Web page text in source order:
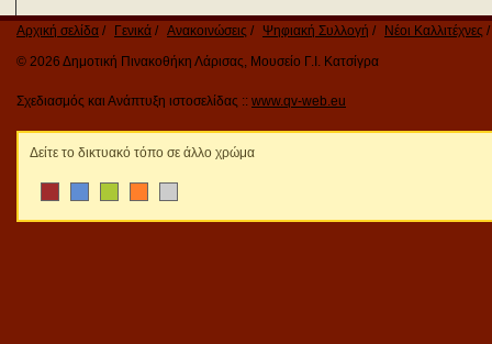
Αρχική σελίδα Γενικά Ανακοινώσεις Ψηφιακή Συλλογή
Νέοι Καλλιτέχνες
© 2026 Δημοτική Πινακοθήκη Λάρισας, Μουσείο Γ.Ι. Κατσίγρα
Σχεδιασμός και Ανάπτυξη ιστοσελίδας :: www.qv-web.eu
Δείτε το δικτυακό τόπο σε άλλο χρώμα